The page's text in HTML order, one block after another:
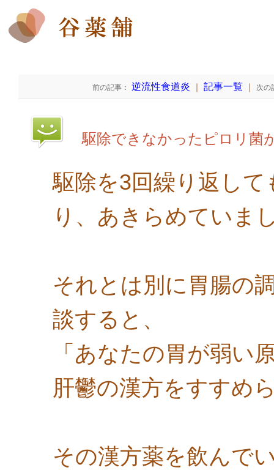
前の記事： 逆流性食道炎 ｜ 記事一覧 ｜ 次の
駆除できなかったピロリ菌
駆除を3回繰り返し
り、あきらめていま
それとは別に胃腸の
談すると、
「あなたの胃が弱い
肝鬱の漢方をすすめ
その漢方薬を飲んで